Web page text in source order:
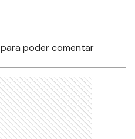
para poder comentar